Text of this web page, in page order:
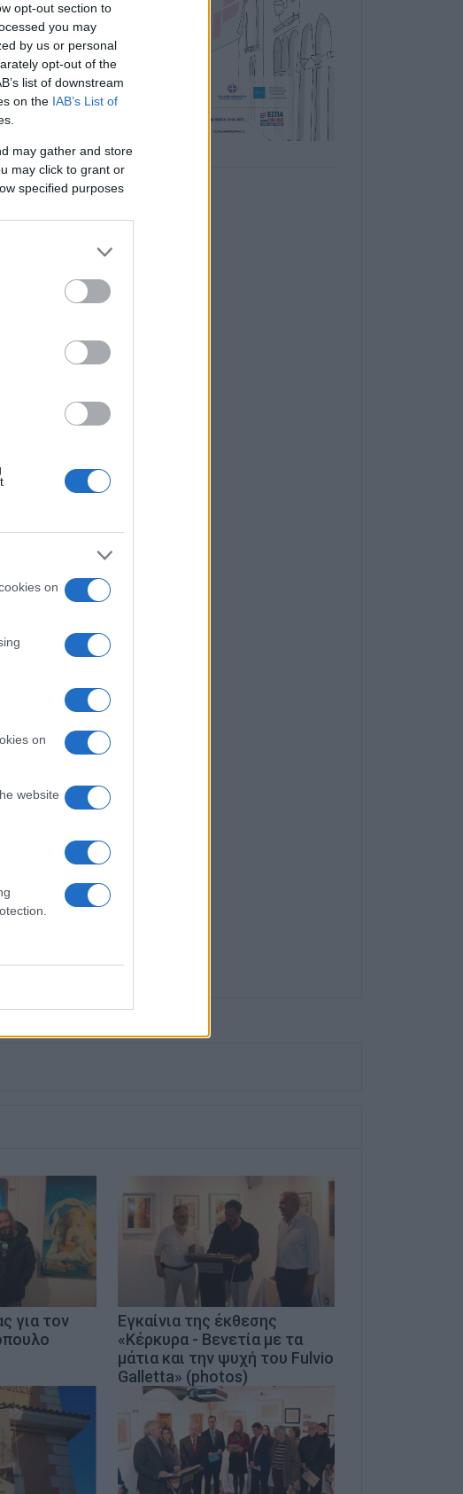
opt-out section to
you may
by us or personal
opt-out of the
list of downstream
on the IAB’s List of
may gather and store
may click to grant or
specified purposes
on
on
website
για τον
Εγκαίνια της έκθεσης
«Κέρκυρα - Βενετία με τα
μάτια και την ψυχή του Fulvio
Galletta» (photos)